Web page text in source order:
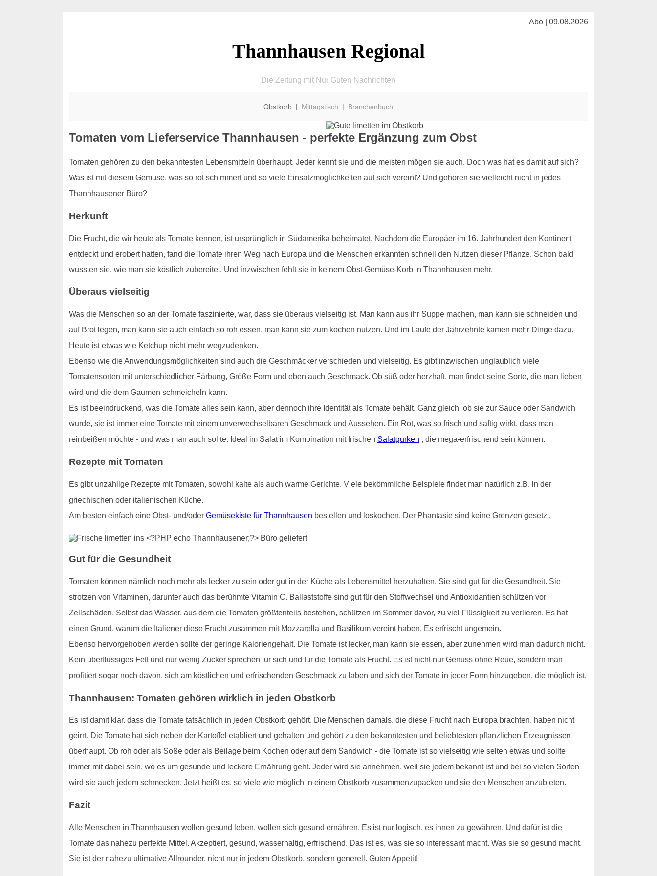
Abo | 09.08.2026
Thannhausen Regional
Die Zeitung mit Nur Guten Nachrichten
Obstkorb | Mittagstisch | Branchenbuch
Tomaten vom Lieferservice Thannhausen - perfekte Ergänzung zum Obst
Tomaten gehören zu den bekanntesten Lebensmitteln überhaupt. Jeder kennt sie und die meisten mögen sie auch. Doch was hat es damit auf sich?
Was ist mit diesem Gemüse, was so rot schimmert und so viele Einsatzmöglichkeiten auf sich vereint? Und gehören sie vielleicht nicht in jedes
Thannhausener Büro?
Herkunft
Die Frucht, die wir heute als Tomate kennen, ist ursprünglich in Südamerika beheimatet. Nachdem die Europäer im 16. Jahrhundert den Kontinent
entdeckt und erobert hatten, fand die Tomate ihren Weg nach Europa und die Menschen erkannten schnell den Nutzen dieser Pflanze. Schon bald
wussten sie, wie man sie köstlich zubereitet. Und inzwischen fehlt sie in keinem Obst-Gemüse-Korb in Thannhausen mehr.
Überaus vielseitig
Was die Menschen so an der Tomate faszinierte, war, dass sie überaus vielseitig ist. Man kann aus ihr Suppe machen, man kann sie schneiden und
auf Brot legen, man kann sie auch einfach so roh essen, man kann sie zum kochen nutzen. Und im Laufe der Jahrzehnte kamen mehr Dinge dazu.
Heute ist etwas wie Ketchup nicht mehr wegzudenken.
Ebenso wie die Anwendungsmöglichkeiten sind auch die Geschmäcker verschieden und vielseitig. Es gibt inzwischen unglaublich viele
Tomatensorten mit unterschiedlicher Färbung, Größe Form und eben auch Geschmack. Ob süß oder herzhaft, man findet seine Sorte, die man lieben
wird und die dem Gaumen schmeicheln kann.
Es ist beeindruckend, was die Tomate alles sein kann, aber dennoch ihre Identität als Tomate behält. Ganz gleich, ob sie zur Sauce oder Sandwich
wurde, sie ist immer eine Tomate mit einem unverwechselbaren Geschmack und Aussehen. Ein Rot, was so frisch und saftig wirkt, dass man
reinbeißen möchte - und was man auch sollte. Ideal im Salat im Kombination mit frischen Salatgurken , die mega-erfrischend sein können.
Rezepte mit Tomaten
Es gibt unzählige Rezepte mit Tomaten, sowohl kalte als auch warme Gerichte. Viele bekömmliche Beispiele findet man natürlich z.B. in der
griechischen oder italienischen Küche.
Am besten einfach eine Obst- und/oder Gemüsekiste für Thannhausen bestellen und loskochen. Der Phantasie sind keine Grenzen gesetzt.
Gut für die Gesundheit
Tomaten können nämlich noch mehr als lecker zu sein oder gut in der Küche als Lebensmittel herzuhalten. Sie sind gut für die Gesundheit. Sie
strotzen von Vitaminen, darunter auch das berühmte Vitamin C. Ballaststoffe sind gut für den Stoffwechsel und Antioxidantien schützen vor
Zellschäden. Selbst das Wasser, aus dem die Tomaten größtenteils bestehen, schützen im Sommer davor, zu viel Flüssigkeit zu verlieren. Es hat
einen Grund, warum die Italiener diese Frucht zusammen mit Mozzarella und Basilikum vereint haben. Es erfrischt ungemein.
Ebenso hervorgehoben werden sollte der geringe Kaloriengehalt. Die Tomate ist lecker, man kann sie essen, aber zunehmen wird man dadurch nicht.
Kein überflüssiges Fett und nur wenig Zucker sprechen für sich und für die Tomate als Frucht. Es ist nicht nur Genuss ohne Reue, sondern man
profitiert sogar noch davon, sich am köstlichen und erfrischenden Geschmack zu laben und sich der Tomate in jeder Form hinzugeben, die möglich ist.
Thannhausen: Tomaten gehören wirklich in jeden Obstkorb
Es ist damit klar, dass die Tomate tatsächlich in jeden Obstkorb gehört. Die Menschen damals, die diese Frucht nach Europa brachten, haben nicht
geirrt. Die Tomate hat sich neben der Kartoffel etabliert und gehalten und gehört zu den bekanntesten und beliebtesten pflanzlichen Erzeugnissen
überhaupt. Ob roh oder als Soße oder als Beilage beim Kochen oder auf dem Sandwich - die Tomate ist so vielseitig wie selten etwas und sollte
immer mit dabei sein, wo es um gesunde und leckere Ernährung geht. Jeder wird sie annehmen, weil sie jedem bekannt ist und bei so vielen Sorten
wird sie auch jedem schmecken. Jetzt heißt es, so viele wie möglich in einem Obstkorb zusammenzupacken und sie den Menschen anzubieten.
Fazit
Alle Menschen in Thannhausen wollen gesund leben, wollen sich gesund ernähren. Es ist nur logisch, es ihnen zu gewähren. Und dafür ist die
Tomate das nahezu perfekte Mittel. Akzeptiert, gesund, wasserhaltig, erfrischend. Das ist es, was sie so interessant macht. Was sie so gesund macht.
Sie ist der nahezu ultimative Allrounder, nicht nur in jedem Obstkorb, sondern generell. Guten Appetit!